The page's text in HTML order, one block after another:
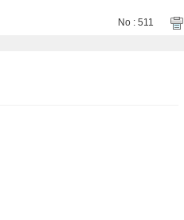
No : 511